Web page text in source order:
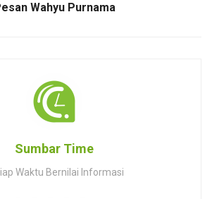
Wahyu Purnama
Sumbar Time
Waktu Bernilai Informasi